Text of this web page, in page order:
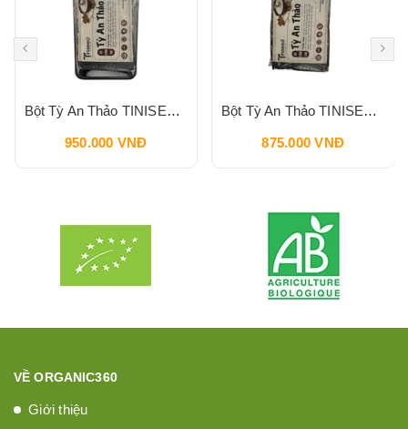
Bột Tỳ An Thảo TINISEED Hộp 900g
950.000 VNĐ
Bột Tỳ An Thảo TINISEED Gói Refill 900g
875.000 VNĐ
VỀ ORGANIC360
Giới thiệu